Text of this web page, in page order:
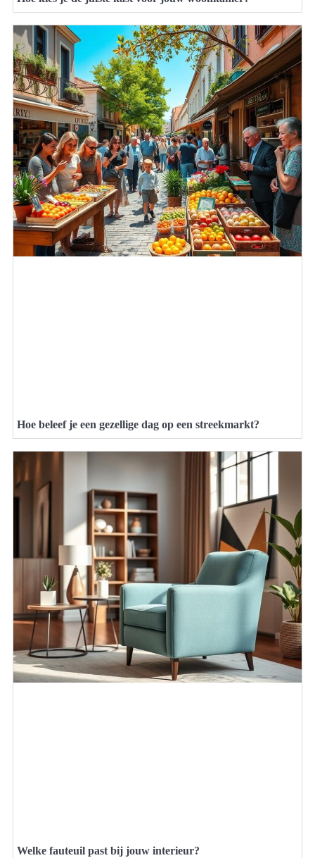
Hoe beleef je een gezellige dag op een streekmarkt?
Welke fauteuil past bij jouw interieur?